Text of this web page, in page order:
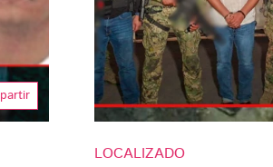
LOCALIZADO